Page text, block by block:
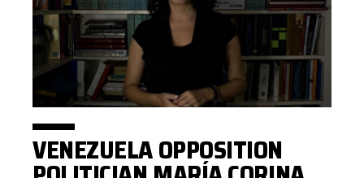
VENEZUELA OPPOSITION